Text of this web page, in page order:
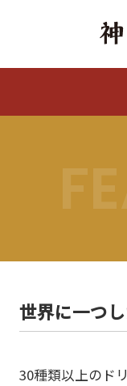
世界に一つ
30種類以上のド